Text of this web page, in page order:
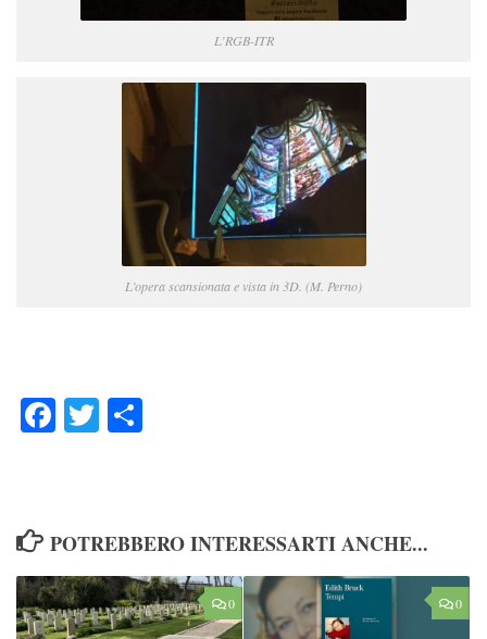
L’RGB-ITR
L’opera scansionata e vista in 3D. (M. Perno)
FacebookTwitter
POTREBBERO INTERESSARTI ANCHE...
0 0